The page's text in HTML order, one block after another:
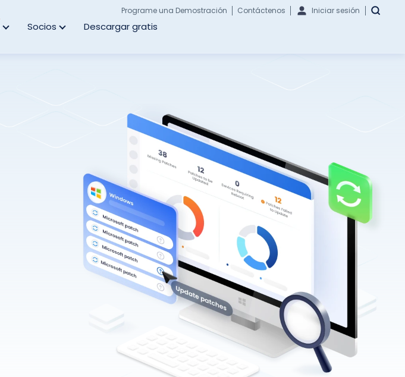
Socios Descargar gratis
Programe una Demostración Contáctenos Iniciar sesión